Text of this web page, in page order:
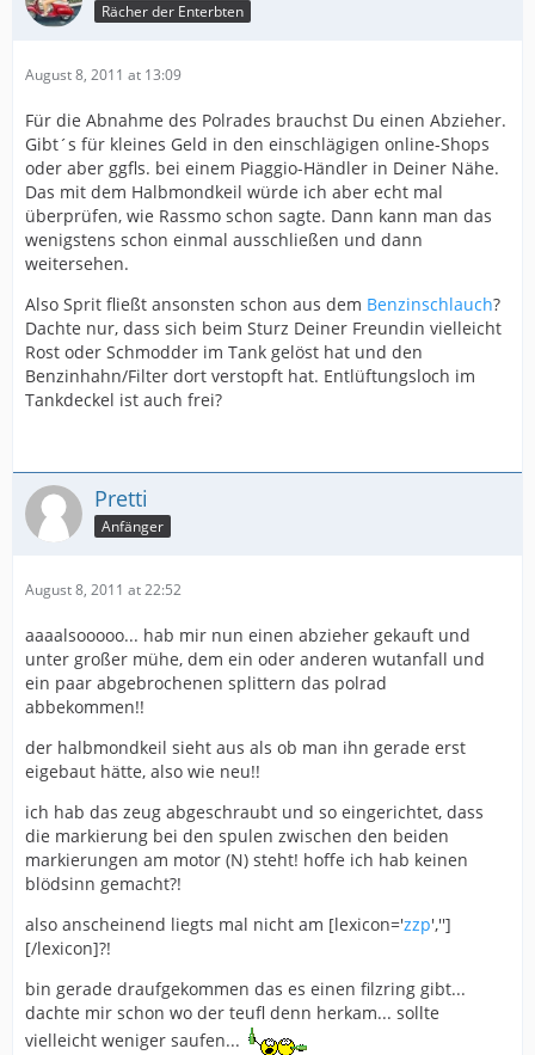
Rächer der Enterbten
August 8, 2011 at 13:09
Für die Abnahme des Polrades brauchst Du einen Abzieher.
Gibt´s für kleines Geld in den einschlägigen online-Shops
oder aber ggfls. bei einem Piaggio-Händler in Deiner Nähe.
Das mit dem Halbmondkeil würde ich aber echt mal
überprüfen, wie Rassmo schon sagte. Dann kann man das
wenigstens schon einmal ausschließen und dann
weitersehen.
Also Sprit fließt ansonsten schon aus dem Benzinschlauch?
Dachte nur, dass sich beim Sturz Deiner Freundin vielleicht
Rost oder Schmodder im Tank gelöst hat und den
Benzinhahn/Filter dort verstopft hat. Entlüftungsloch im
Tankdeckel ist auch frei?
Pretti
Anfänger
August 8, 2011 at 22:52
aaaalsooooo... hab mir nun einen abzieher gekauft und
unter großer mühe, dem ein oder anderen wutanfall und
ein paar abgebrochenen splittern das polrad
abbekommen!!
der halbmondkeil sieht aus als ob man ihn gerade erst
eigebaut hätte, also wie neu!!
ich hab das zeug abgeschraubt und so eingerichtet, dass
die markierung bei den spulen zwischen den beiden
markierungen am motor (N) steht! hoffe ich hab keinen
blödsinn gemacht?!
also anscheinend liegts mal nicht am [lexicon='zzp','']
[/lexicon]?!
bin gerade draufgekommen das es einen filzring gibt...
dachte mir schon wo der teufl denn herkam... sollte
vielleicht weniger saufen...